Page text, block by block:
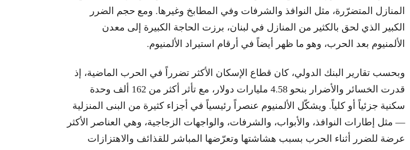
المنازل المتضرّرة، مثل النوافذ والشرفات وفي المطابخ وغيرها. ومع حجم الضرر
الكبير الذي لحق بالكثير من المنازل في لبنان، برزت الحاجة الكبيرة إلى معدن
الألمنيوم بعد الحرب، وهو ما ظهر أيضاً في أرقام استيراد الألمنيوم.
وبحسب تقارير البنك الدولي، كان قطاع الإسكان الأكثر تضرراً في الحرب الماضية، إذ
قدرت الخسائر والأضرار بنحو 4.58 مليارات دولار، مع تأثر أكثر من 162 ألف وحدة
سكنية جزئياً أو كلياً. ويشكّل الألمنيوم عنصراً رئيسياً في أجزاء كثيرة من البنى المنزلية
— مثل إطارات النوافذ، والأبواب، والشرفات، والواجهات الزجاجية، وهي العناصر الأكثر
عرضة للضرر أثناء الحرب بسبب هشاشتها وتعرّضها المباشر للقذائف والاهتزازات